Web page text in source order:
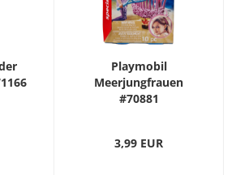
Playmobil
Meerjungfrauen
#70881
3,99 EUR